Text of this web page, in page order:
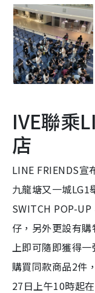
IVE聯乘
店
LINE FRIENDS
九龍塘又一城LG1
SWITCH POP-
仔，另外更設有
上即可隨即獲得
購買同款商品2件
27日上午10時起